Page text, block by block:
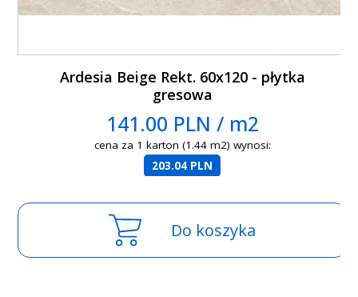
Ardesia Beige Rekt. 60x120 - płytka
gresowa
141.00 PLN / m2
cena za 1 karton (1.44 m2) wynosi:
203.04 PLN
Do koszyka